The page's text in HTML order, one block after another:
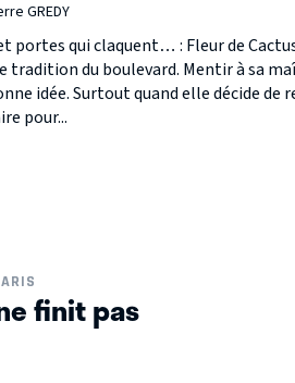
GREDY
portes qui claquent… : Fleur de
tradition du boulevard. Mentir à sa
idée. Surtout quand elle décide de
pour...
finit pas